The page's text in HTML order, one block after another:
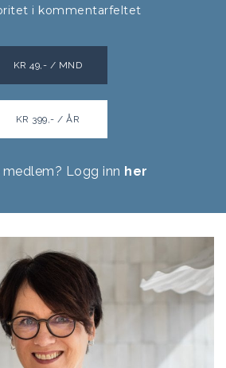
i kommentarfeltet
KR 49,- / MND
KR 399,- / ÅR
Logg inn her